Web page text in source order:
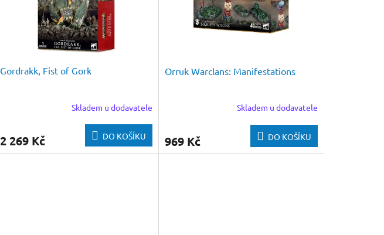
Gordrakk, Fist of Gork
Skladem u dodavatele
2 269 Kč DO KOŠÍKU
Orruk Warclans: Manifestations
Skladem u dodavatele
969 Kč DO KOŠÍKU